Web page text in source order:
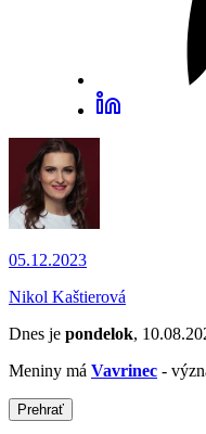
05.12.2023
Nikol Kaštierová
Dnes je pondelok,
Meniny má Vavrinec -
Prehrať